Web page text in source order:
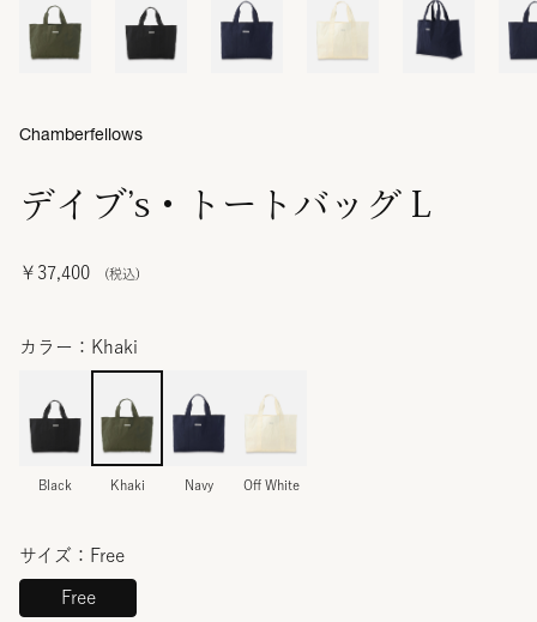
デイブ’s・トートバッグ L
￥37,400
Chamberfellows
カラー：Khaki
Black Khaki Navy Off White
サイズ：Free
Free